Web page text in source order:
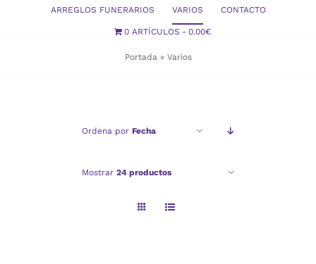
Politica de privacidad
ARREGLOS FUNERARIOS VARIOS CONTACTO
0 ARTÍCULOS 0.00€
Portada » Varios
Ordena por Fecha
Mostrar 24 productos